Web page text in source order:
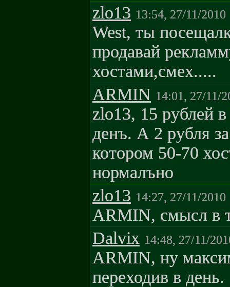
zlo13 13:54, 27/11/2010
West, ты
продавай
хостами,смех.....
ARMIN 14:01, 27/11/
zlo13, 15 рублей
денъ. А 2 рубля
котором 50-70
нормалъно
zlo13 14:27, 27/11/2010
ARMIN, смысл в
Dalvix 14:48, 27/11/
ARMIN, ну
переходив в день.